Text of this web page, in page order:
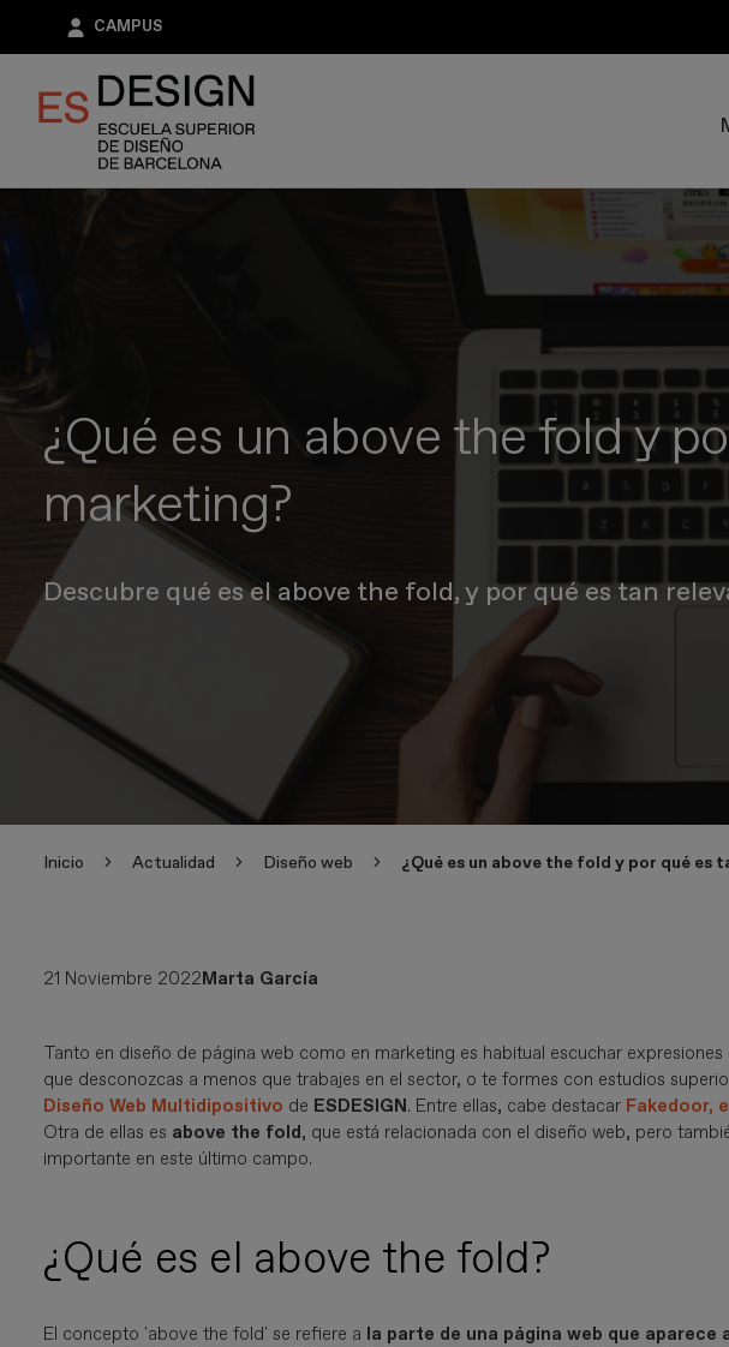
principal
CAMPUS
¿Qué es un above the fold y
marketing?
Descubre qué es el above the fold, y por qué es tan
Inicio Actualidad Diseño web ¿Qué es un above the fold y por qué es
21 Noviembre 2022Marta García
Tanto en diseño de página web como en marketing es habitual escuchar
que desconozcas a menos que trabajes en el sector, o te formes con estudios
Diseño Web Multidipositivo de ESDESIGN. Entre ellas, cabe destacar Fakedoor,
Otra de ellas es above the fold, que está relacionada con el diseño web, pero
importante en este último campo.
¿Qué es el above the fold?
El concepto 'above the fold' se refiere a la parte de una página web que aparece